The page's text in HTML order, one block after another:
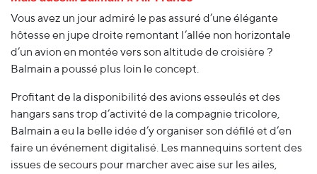
Vous avez un jour admiré le pas assuré d’une élégante
hôtesse en jupe droite remontant l’allée non horizontale
d’un avion en montée vers son altitude de croisière ?
Balmain a poussé plus loin le concept.
Profitant de la disponibilité des avions esseulés et des
hangars sans trop d’activité de la compagnie tricolore,
Balmain a eu la belle idée d’y organiser son défilé et d’en
faire un événement digitalisé. Les mannequins sortent des
issues de secours pour marcher avec aise sur les ailes,